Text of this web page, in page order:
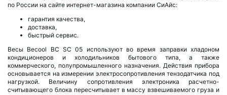
по России на сайте интернет-магазина компании СиАйс:
гарантия качества,
доставка,
быстрый сервис.
Весы Becool BC SC 05 используют во время заправки хладоном
кондиционеров и холодильников бытового типа, а также
коммерческого, полупромышленного назначения. Действия прибора
основывается на измерении электросопротивления тензодатчика под
нагрузкой. Величину сопротивления электроника расчетно-
считывающего блока пересчитывает в массу взвешиваемого груза и
Щетки и гребенки
Зеркала инспекционные
Кримперы для обжима шлангов